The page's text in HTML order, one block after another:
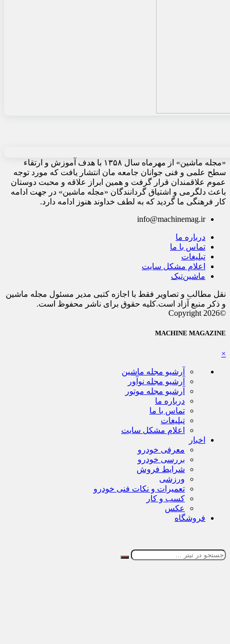
«مجله ماشین» از مهرماه سال ۱۳۵۸ با هدف آموزش و ارتقاء
سطح علمی و فنی جوانان جامعه مان انتشار یافت که مورد توجه
عموم علاقمندان قرار گرفت و همین ابراز علاقه و محبت دوستان
باعث دلگرمی و اشتیاق گردانندگان «مجله ماشین» در جهت ادامه
کار فرهنگی ما گردید که به لطف خداوند هنوز ادامه دارد.
info@machinemag.ir
درباره ما
تماس با ما
تبلیغات
اعلام مشکل سایت
ماشین‌تیک
نقل مطالب و تصاویر فقط با اجازه کتبی مدیر مسئول مجله ماشین
و ذکر منبع آزاد است.کلیه حقوق برای ناشر محفوظ است.
©Copyright 2026
MACHINE MAGAZINE
×
آرشیو مجله ماشین
آرشیو مجله نوآور
آرشیو مجله موتور
درباره ما
تماس با ما
تبلیغات
اعلام مشکل سایت
اخبار
معرفی خودرو
بررسی خودرو
شرایط فروش
ورزشی
تعمیرات و نکات فنی خودرو
کسب و کار
عکس
فروشگاه